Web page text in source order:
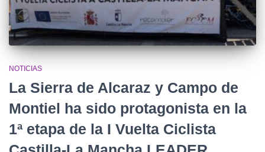
NOTICIAS
La Sierra de Alcaraz y Campo de
Montiel ha sido protagonista en la
1ª etapa de la I Vuelta Ciclista